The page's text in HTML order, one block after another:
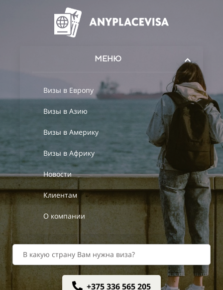
МЕНЮ
Визы в Европу
Визы в Азию
Визы в Америку
Визы в Африку
Новости
Клиентам
О компании
В какую страну Вам нужна виза?
+375 336 565 205